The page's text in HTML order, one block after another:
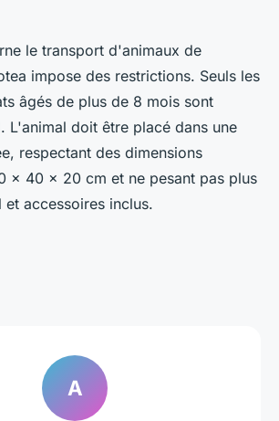
le transport d'animaux de
impose des restrictions. Seuls les
âgés de plus de 8 mois sont
L'animal doit être placé dans une
respectant des dimensions
x 40 x 20 cm et ne pesant pas plus
et accessoires inclus.
A